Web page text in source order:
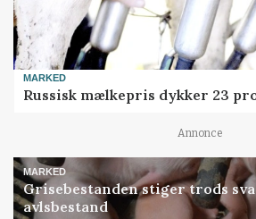
MARKED
Russisk mælkepris dykker 23
Annonce
MARKED
Grisebestanden stiger trods
avlsbestand